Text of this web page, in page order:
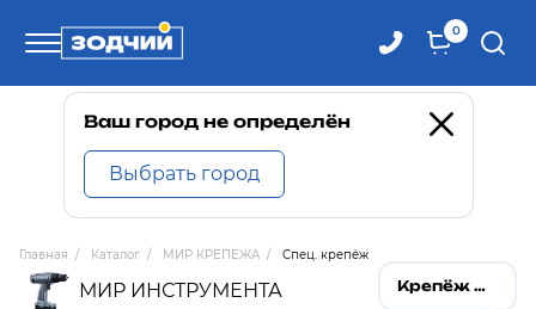
0
Телефоны
8 800 100-71-71
8 (4242) 30-00-27
Ваш город не определён
Выбрать город
Главная / Каталог / МИР КРЕПЕЖА / Спец. крепёж
МИР ИНСТРУМЕНТА Крепёж для рам и фасадов